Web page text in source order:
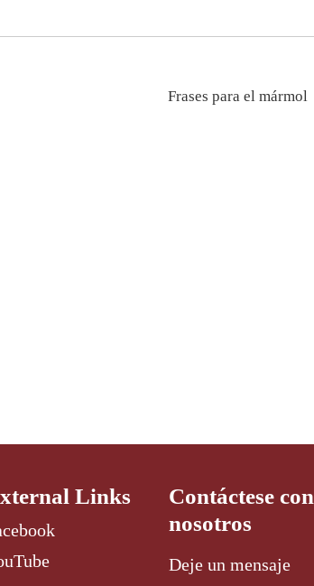
Frases para el mármol
Links
Contáctese con
nosotros
Deje un mensaje